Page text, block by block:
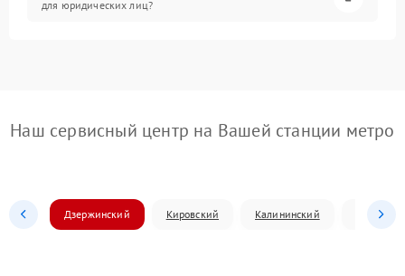
для юридических лиц?
Наш сервисный центр на Вашей станции метро
Дзержинский Кировский Калининский